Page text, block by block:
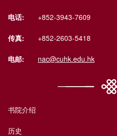
电话: +852-3943-7609
传真: +852-2603-5418
电邮: nac@cuhk.edu.hk
书院介绍
历史